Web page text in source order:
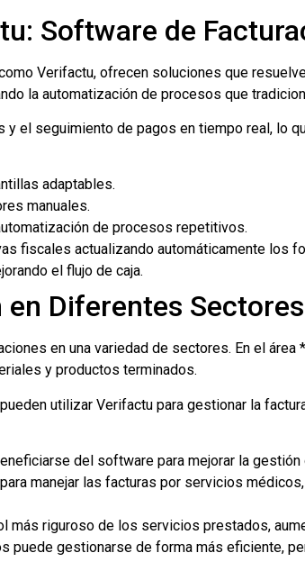
Software de
Verifactu, ofrecen soluciones que
la automatización de procesos que
el seguimiento de pagos en tiempo real, lo
adaptables.
manuales.
de procesos repetitivos.
fiscales actualizando automáticamente los
el flujo de caja.
Diferentes Sectores
en una variedad de sectores. En el
y productos terminados.
utilizar Verifactu para gestionar la
del software para mejorar la
manejar las facturas por servicios
más riguroso de los servicios prestados,
puede gestionarse de forma más eficiente,